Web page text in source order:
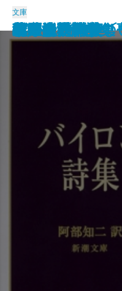
孤独な散歩者の
ゲーテ詩集
脂肪の塊・テリ
パルムの僧院〔
巴里の憂鬱
若きウェルテ
ハイネ詩集
女の一生
パルムの僧院〔
三好達治詩集
文庫
バイロン詩集
春琴抄
風立ちぬ・美し
ヴィヨンの妻
北原白秋詩集
萩原朔太郎詩集
ヘッセ詩集
春の嵐
椿姫
春